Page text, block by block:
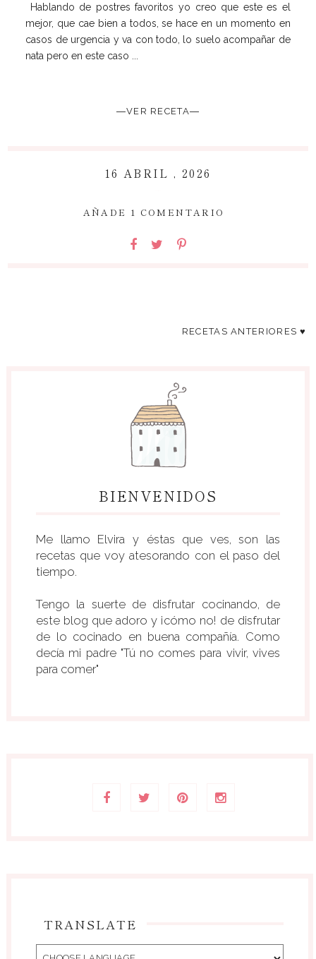
Hablando de postres favoritos yo creo que este es el
mejor, que cae bien a todos, se hace en un momento en
casos de urgencia y va con todo, lo suelo acompañar de
nata pero en este caso ...
―VER RECETA―
16 ABRIL , 2026
AÑADE 1 COMENTARIO
RECETAS ANTERIORES ♥
BIENVENIDOS
Me llamo Elvira y éstas que ves, son las
recetas que voy atesorando con el paso del
tiempo.
Tengo la suerte de disfrutar cocinando, de
este blog que adoro y ¡cómo no! de disfrutar
de lo cocinado en buena compañía. Como
decía mi padre "Tú no comes para vivir, vives
para comer"
TRANSLATE